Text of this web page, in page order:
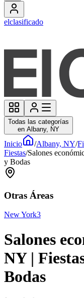
elclasificado
Todas las categorías
en Albany, NY
Inicio /Albany, NY/
Fiestas/Salones
y Bodas
Otras Áreas
New York3
Salones
NY |
Bodas